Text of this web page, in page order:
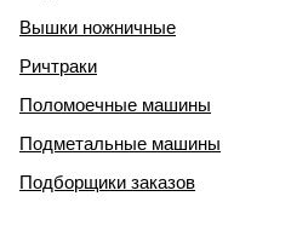
Вышки ножничные
Ричтраки
Поломоечные машины
Подметальные машины
Подборщики заказов